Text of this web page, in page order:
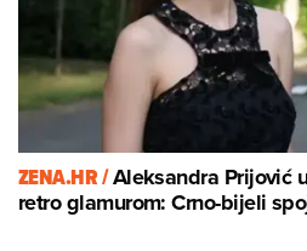
ZENA.HR /Aleksandra Prijović
retro glamurom: Crno-bijeli